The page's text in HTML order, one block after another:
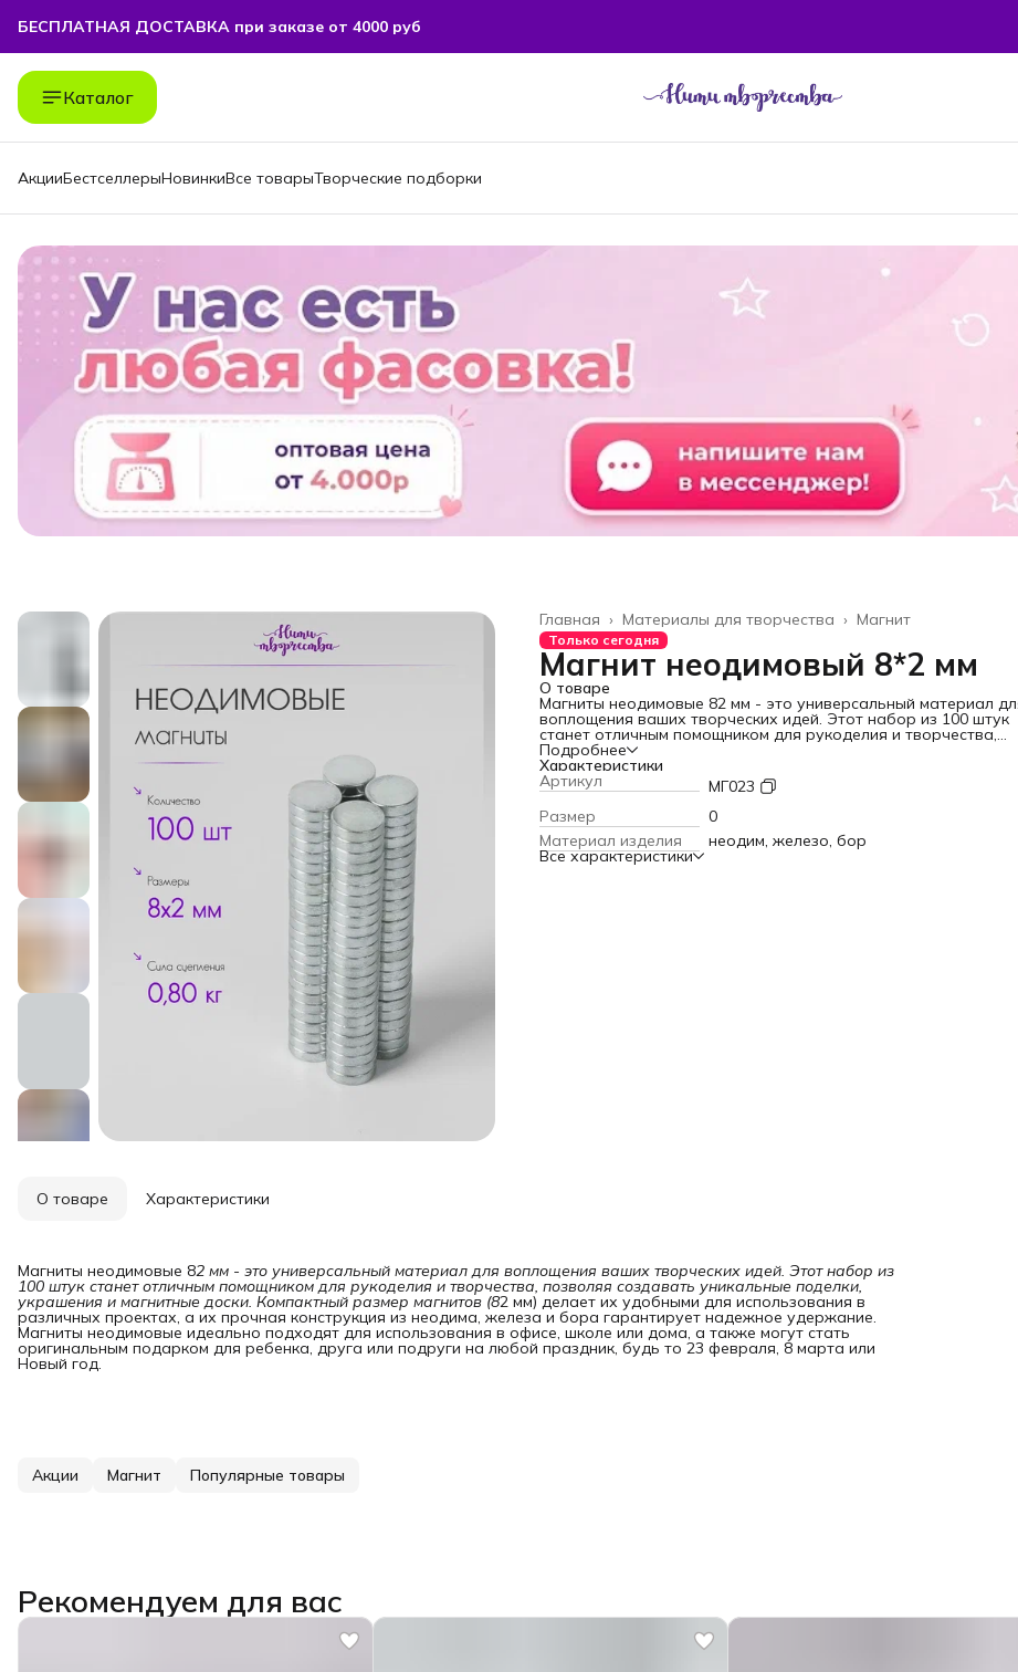
БЕСПЛАТНАЯ ДОСТАВКА при заказе от 4000 руб
БЕСПЛАТНАЯ ДОСТАВКА при заказе от 4000 руб
Каталог
АкцииБестселлерыНовинкиВсе товарыТворческие подборки
Магнит
Материалы для творчества ›
Главная ›
Только сегодня
Магнит неодимовый 8*2 мм
О товаре
Магниты неодимовые 82 мм - это универсальный материал
воплощения ваших творческих идей. Этот набор из 100 штук
станет отличным помощником для рукоделия и творчества,
позволяя создавать уникальные поделки, украшения и
магнитные доски. Компактный размер магнитов (8
их удобными для использования в различных проектах, а их
прочная конструкция из неодима, железа и бора гарантирует
надежное удержание. Магниты неодимовые идеально
подходят для использования в офисе, школе или дома, а
также могут стать оригинальным подарком для ребенка,
друга или подруги на любой праздник, будь то 23 февраля, 8
Подробнее
Характеристики
Артикул
МГ023
Размер
0
Материал изделия
неодим, железо, бор
Все характеристики
О товаре Характеристики
Магниты неодимовые 82 мм - это универсальный материал для воплощения ваших творческих идей. Этот набор из
100 штук станет отличным помощником для рукоделия и творчества, позволяя создавать уникальные поделки,
украшения и магнитные доски. Компактный размер магнитов (82 мм) делает их удобными для использования в
различных проектах, а их прочная конструкция из неодима, железа и бора гарантирует надежное удержание.
Магниты неодимовые идеально подходят для использования в офисе, школе или дома, а также могут стать
оригинальным подарком для ребенка, друга или подруги на любой праздник, будь то 23 февраля, 8 марта или
Новый год.
Акции Магнит Популярные товары
Рекомендуем для вас